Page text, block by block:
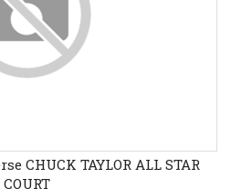
CHUCK TAYLOR ALL STAR
COURT